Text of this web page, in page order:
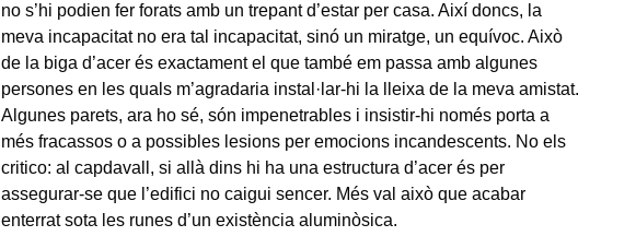
no s’hi podien fer forats amb un trepant d’estar per casa. Així doncs, la
meva incapacitat no era tal incapacitat, sinó un miratge, un equívoc. Això
de la biga d’acer és exactament el que també em passa amb algunes
persones en les quals m’agradaria instal·lar-hi la lleixa de la meva amistat.
Algunes parets, ara ho sé, són impenetrables i insistir-hi només porta a
més fracassos o a possibles lesions per emocions incandescents. No els
critico: al capdavall, si allà dins hi ha una estructura d’acer és per
assegurar-se que l’edifici no caigui sencer. Més val això que acabar
enterrat sota les runes d’un existència aluminòsica.